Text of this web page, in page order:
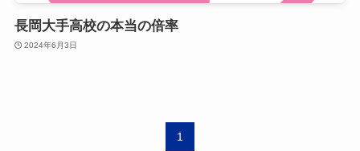
長岡大手高校の本当の倍率
2024年6月3日
1